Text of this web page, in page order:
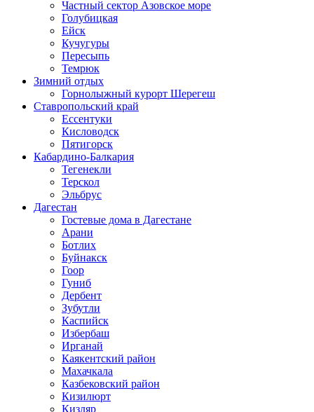
Частный сектор Азовское море
Голубицкая
Ейск
Кучугуры
Пересыпь
Темрюк
Зимний отдых
Горнолыжный курорт Шерегеш
Ставропольский край
Ессентуки
Кисловодск
Пятигорск
Кабардино-Балкария
Тегенекли
Терскол
Эльбрус
Дагестан
Гостевые дома в Дагестане
Арани
Ботлих
Буйнакск
Гоор
Гуниб
Дербент
Зубутли
Каспийск
Избербаш
Ирганай
Каякентский район
Махачкала
Казбековский район
Кизилюрт
Кизляр